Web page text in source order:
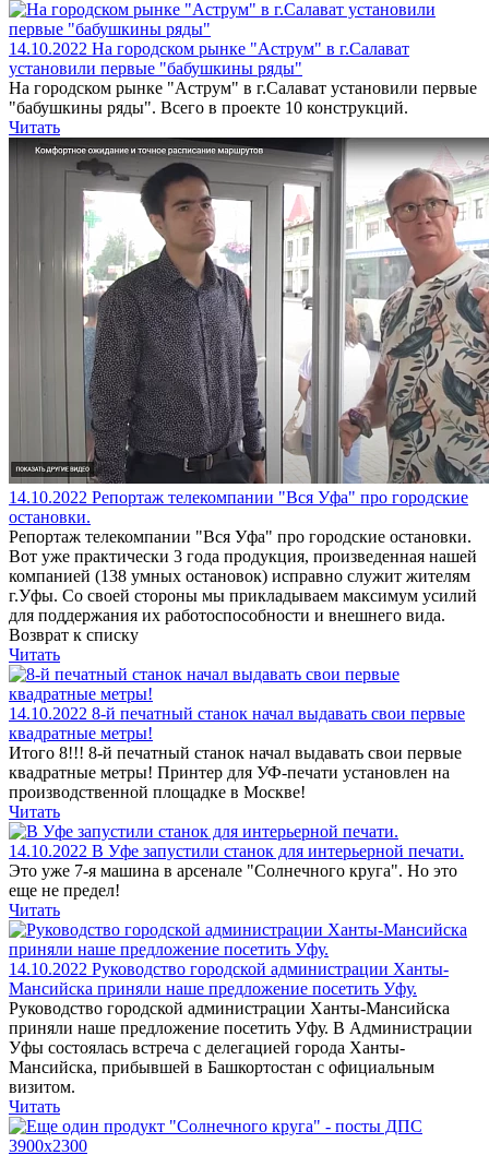
14.10.2022 На городском рынке "Аструм" в г.Салават
установили первые "бабушкины ряды"
На городском рынке "Аструм" в г.Салават установили первые
"бабушкины ряды". Всего в проекте 10 конструкций.
Читать
14.10.2022 Репортаж телекомпании "Вся Уфа" про городские
остановки.
Репортаж телекомпании "Вся Уфа" про городские остановки.
Вот уже практически 3 года продукция, произведенная нашей
компанией (138 умных остановок) исправно служит жителям
г.Уфы. Со своей стороны мы прикладываем максимум усилий
для поддержания их работоспособности и внешнего вида.
Возврат к списку
Читать
14.10.2022 8-й печатный станок начал выдавать свои первые
квадратные метры!
Итого 8!!! 8-й печатный станок начал выдавать свои первые
квадратные метры! Принтер для УФ-печати установлен на
производственной площадке в Москве!
Читать
14.10.2022 В Уфе запустили станок для интерьерной печати.
Это уже 7-я машина в арсенале "Солнечного круга". Но это
еще не предел!
Читать
14.10.2022 Руководство городской администрации Ханты-
Мансийска приняли наше предложение посетить Уфу.
Руководство городской администрации Ханты-Мансийска
приняли наше предложение посетить Уфу. В Администрации
Уфы состоялась встреча с делегацией города Ханты-
Мансийска, прибывшей в Башкортостан с официальным
визитом.
Читать